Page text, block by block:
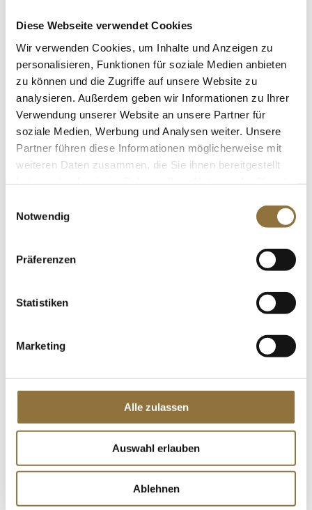
Diese Webseite verwendet Cookies
Wir verwenden Cookies, um Inhalte und Anzeigen zu
personalisieren, Funktionen für soziale Medien anbieten
zu können und die Zugriffe auf unsere Website zu
analysieren. Außerdem geben wir Informationen zu Ihrer
Verwendung unserer Website an unsere Partner für
soziale Medien, Werbung und Analysen weiter. Unsere
Partner führen diese Informationen möglicherweise mit
weiteren Daten zusammen, die Sie ihnen bereitgestellt
Notwendig
Präferenzen
Statistiken
Marketing
Alle zulassen
Auswahl erlauben
Ablehnen
LEBENSMITTELKENNZEICHNUNGEN
€ 29,95*
€ 83,19*/ Liter
St.
Brauner Rohrzucker, Japan, 130 g
Art.Nr.:66480
€ 73,54*/ kg